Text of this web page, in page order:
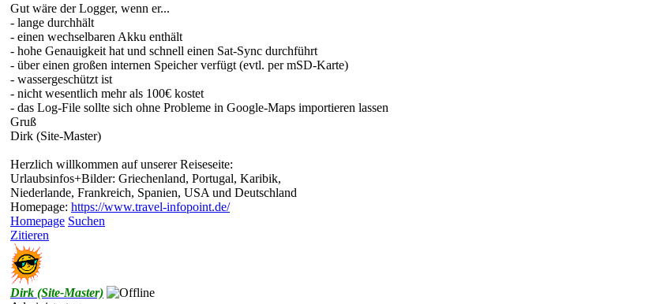
Gut wäre der Logger, wenn er...
- lange durchhält
- einen wechselbaren Akku enthält
- hohe Genauigkeit hat und schnell einen Sat-Sync durchführt
- über einen großen internen Speicher verfügt (evtl. per mSD-Karte)
- wassergeschützt ist
- nicht wesentlich mehr als 100€ kostet
- das Log-File sollte sich ohne Probleme in Google-Maps importieren lassen
Gruß
Dirk (Site-Master)
Herzlich willkommen auf unserer Reiseseite:
Urlaubsinfos+Bilder: Griechenland, Portugal, Karibik,
Niederlande, Frankreich, Spanien, USA und Deutschland
Homepage: https://www.travel-infopoint.de/
Homepage Suchen
Zitieren
Dirk (Site-Master)